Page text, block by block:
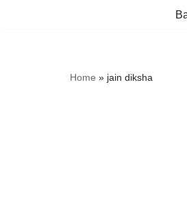
Home » jain diksha